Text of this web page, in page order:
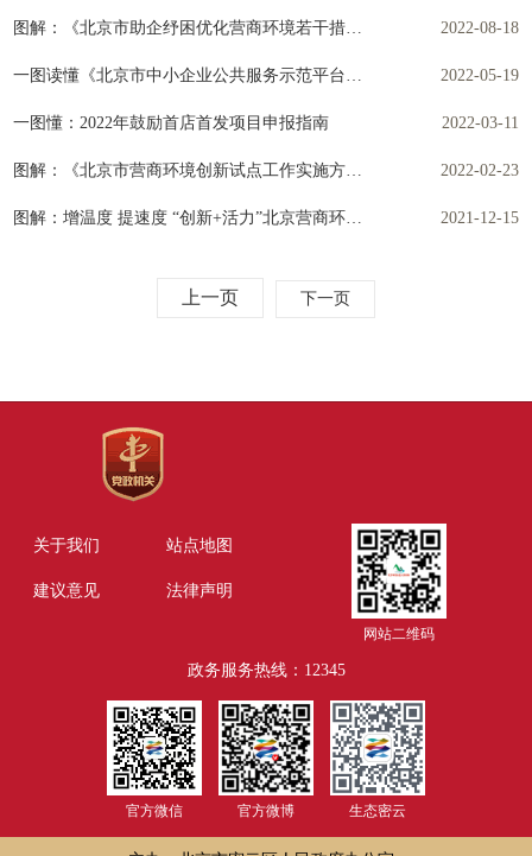
2022-08-18
2022-05-19
一图懂：2022年鼓励首店首发项目申报指南 2022-03-11
2022-02-23
2021-12-15
上一页 下一页
关于我们 站点地图
建议意见 法律声明
网站二维码
政务服务热线：12345
官方微信 官方微博 生态密云